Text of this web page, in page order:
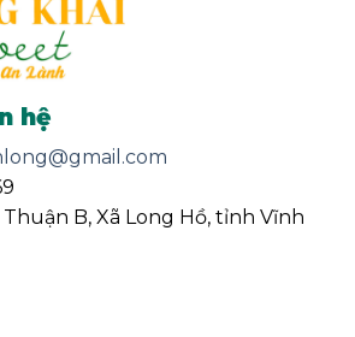
hệ
B, Xã Long Hồ, tỉnh Vĩnh